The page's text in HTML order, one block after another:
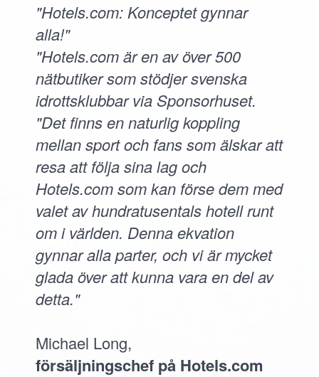
"Hotels.com: Konceptet gynnar
alla!"
"Hotels.com är en av över 500
nätbutiker som stödjer svenska
idrottsklubbar via Sponsorhuset.
"Det finns en naturlig koppling
mellan sport och fans som älskar att
resa att följa sina lag och
Hotels.com som kan förse dem med
valet av hundratusentals hotell runt
om i världen. Denna ekvation
gynnar alla parter, och vi är mycket
glada över att kunna vara en del av
detta."
Michael Long,
försäljningschef på Hotels.com